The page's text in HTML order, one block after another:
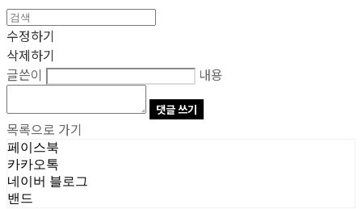
수정하기
삭제하기
글쓴이
내용
댓글 쓰기
목록으로 가기
페이스북
카카오톡
네이버 블로그
밴드